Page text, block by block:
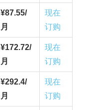
¥87.55/
月
现在
订购
¥172.72/
月
现在
订购
¥292.4/
月
现在
订购